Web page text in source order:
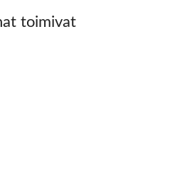
toimivat